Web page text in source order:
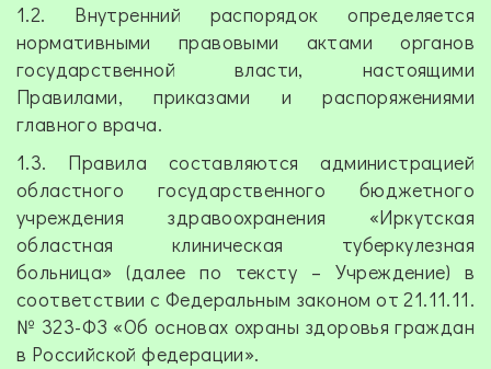
1.2. Внутренний распорядок определяется
нормативными правовыми актами органов
государственной власти, настоящими
Правилами, приказами и распоряжениями
главного врача.
1.3. Правила составляются администрацией
областного государственного бюджетного
учреждения здравоохранения «Иркутская
областная клиническая туберкулезная
больница» (далее по тексту – Учреждение) в
соответствии с Федеральным законом от 21.11.11.
№ 323-ФЗ «Об основах охраны здоровья граждан
в Российской федерации».